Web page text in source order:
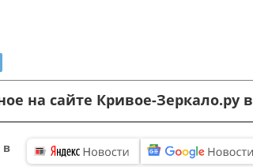
на сайте Кривое-Зеркало.ру в
в